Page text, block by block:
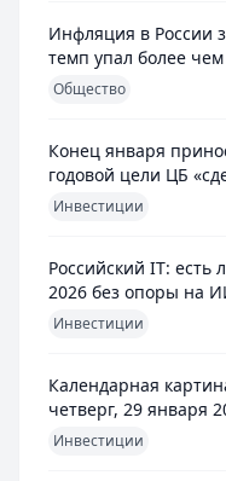
Инфляция в России
темп упал более
Общество
Конец января
годовой цели ЦБ
Инвестиции
Российский IT:
2026 без опоры на
Инвестиции
Календарная
четверг, 29 января
Инвестиции